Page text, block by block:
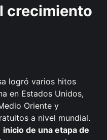
crecimiento
logró varios hitos
en Estados Unidos,
Oriente y
a nivel mundial.
inicio de una etapa de